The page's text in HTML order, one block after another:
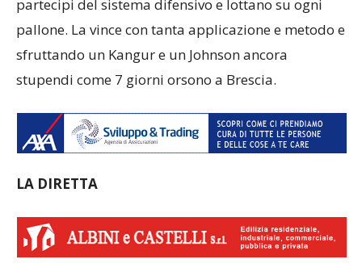
partecipi del sistema difensivo e lottano su ogni
pallone. La vince con tanta applicazione e metodo e
sfruttando un Kangur e un Johnson ancora
stupendi come 7 giorni orsono a Brescia.
LA DIRETTA